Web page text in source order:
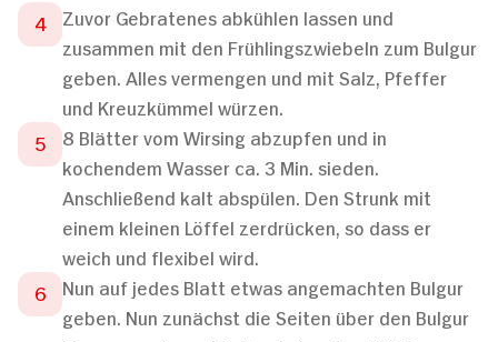
Zuvor Gebratenes abkühlen lassen und
zusammen mit den Frühlingszwiebeln zum Bulgur
geben. Alles vermengen und mit Salz, Pfeffer
und Kreuzkümmel würzen.
8 Blätter vom Wirsing abzupfen und in
kochendem Wasser ca. 3 Min. sieden.
Anschließend kalt abspülen. Den Strunk mit
einem kleinen Löffel zerdrücken, so dass er
weich und flexibel wird.
Nun auf jedes Blatt etwas angemachten Bulgur
geben. Nun zunächst die Seiten über den Bulgur